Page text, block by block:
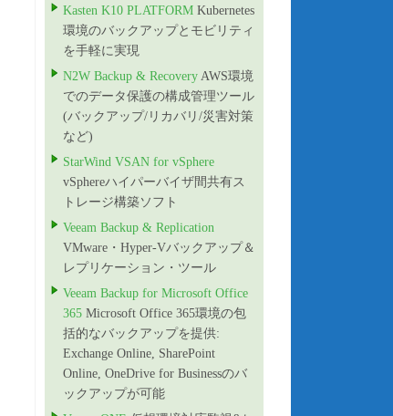
Kasten K10 PLATFORM Kubernetes
環境のバックアップとモビリティ
を手軽に実現
N2W Backup & Recovery AWS環境
でのデータ保護の構成管理ツール
(バックアップ/リカバリ/災害対策
など)
StarWind VSAN for vSphere
vSphereハイパーバイザ間共有ス
トレージ構築ソフト
Veeam Backup & Replication
VMware・Hyper-Vバックアップ＆
レプリケーション・ツール
Veeam Backup for Microsoft Office
365 Microsoft Office 365環境の包
括的なバックアップを提供:
Exchange Online, SharePoint
Online, OneDrive for Businessのバ
ックアップが可能